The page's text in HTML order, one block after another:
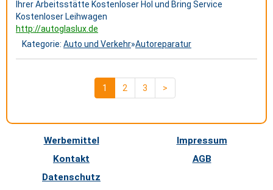
Ihrer Arbeitsstätte Kostenloser Hol und Bring Service
Kostenloser Leihwagen
http://autoglaslux.de
Kategorie: Auto und Verkehr»Autoreparatur
1 2 3 >
Werbemittel
Impressum
Kontakt
AGB
Datenschutz